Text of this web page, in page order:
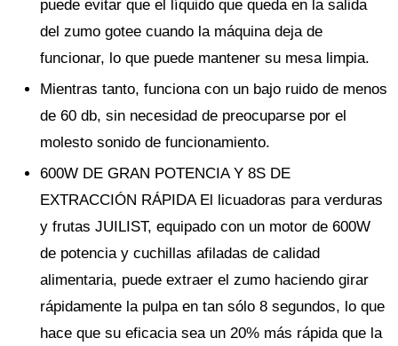
puede evitar que el líquido que queda en la salida
del zumo gotee cuando la máquina deja de
funcionar, lo que puede mantener su mesa limpia.
Mientras tanto, funciona con un bajo ruido de menos
de 60 db, sin necesidad de preocuparse por el
molesto sonido de funcionamiento.
600W DE GRAN POTENCIA Y 8S DE
EXTRACCIÓN RÁPIDA El licuadoras para verduras
y frutas JUILIST, equipado con un motor de 600W
de potencia y cuchillas afiladas de calidad
alimentaria, puede extraer el zumo haciendo girar
rápidamente la pulpa en tan sólo 8 segundos, lo que
hace que su eficacia sea un 20% más rápida que la